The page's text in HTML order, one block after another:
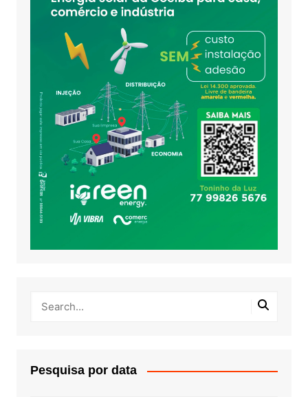
Pesquisa por data